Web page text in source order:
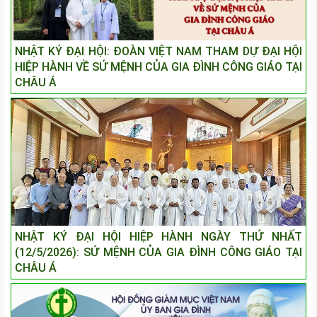
NHẬT KÝ ĐẠI HỘI: ĐOÀN VIỆT NAM THAM DỰ ĐẠI HỘI
HIỆP HÀNH VỀ SỨ MỆNH CỦA GIA ĐÌNH CÔNG GIÁO TẠI
CHÂU Á
NHẬT KÝ ĐẠI HỘI HIỆP HÀNH NGÀY THỨ NHẤT
(12/5/2026): SỨ MỆNH CỦA GIA ĐÌNH CÔNG GIÁO TẠI
CHÂU Á